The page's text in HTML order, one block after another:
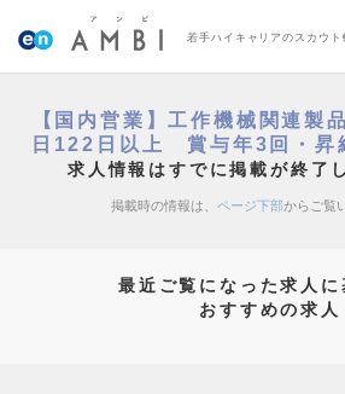
若手ハイキャリアのスカウト
【国内営業】工作機械関連製
日122日以上 賞与年3回・昇
求人情報はすでに掲載が終了
掲載時の情報は、 ページ下部からご覧
最近ご覧になった求人に
おすすめの求人